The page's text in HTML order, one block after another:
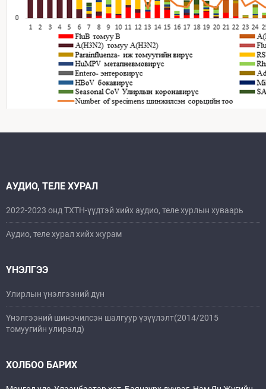
АУДИО, ТЕЛЕ ХУРАЛ
2022-2023 онд ТХТН-үүдтэй хийх аудио, теле хурлын хуваарь
Аудио, теле хурал хийх журам
ҮНЭЛГЭЭ
Улирлын үнэлгээний дүн
Үнэлгээний шинэчилсэн шалгуур үзүүлэлт(2014/2015
томуугийн улиралд)
ХОЛБОО БАРИХ